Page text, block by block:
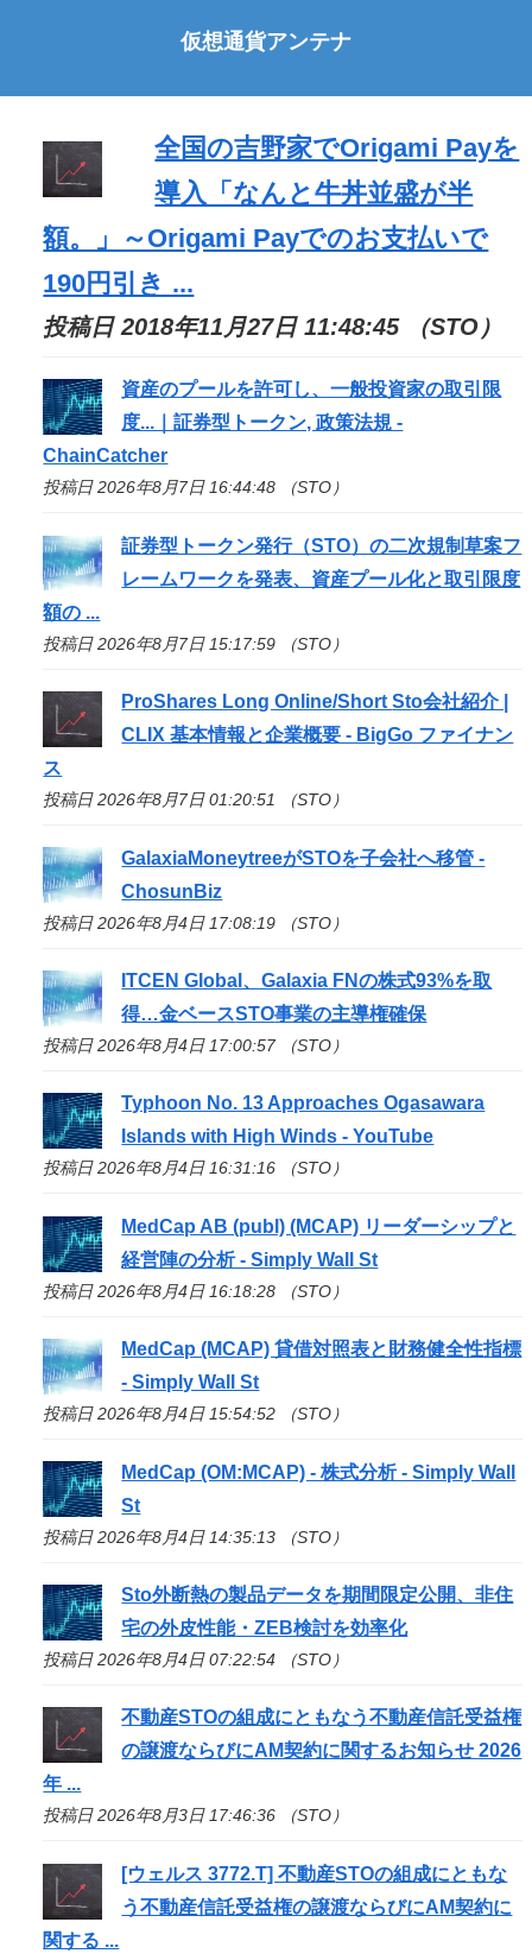
仮想通貨アンテナ
全国の吉野家でOrigami Payを
導入「なんと牛丼並盛が半
額。」～Origami Payでのお支払いで
190円引き ...
投稿日 2018年11月27日 11:48:45 （STO）
資産のプールを許可し、一般投資家の取引限
度...｜証券型トークン, 政策法規 -
ChainCatcher
投稿日 2026年8月7日 16:44:48 （STO）
証券型トークン発行（STO）の二次規制草案フ
レームワークを発表、資産プール化と取引限度
額の ...
投稿日 2026年8月7日 15:17:59 （STO）
ProShares Long Online/ShortSto会社紹介 |
CLIX 基本情報と企業概要 - BigGo ファイナン
ス
投稿日 2026年8月7日 01:20:51 （STO）
GalaxiaMoneytreeがSTOを子会社へ移管 -
ChosunBiz
投稿日 2026年8月4日 17:08:19 （STO）
ITCEN Global、Galaxia FNの株式93%を取
得…金ベースSTO事業の主導権確保
投稿日 2026年8月4日 17:00:57 （STO）
Typhoon No. 13 Approaches Ogasawara
Islands with High Winds - YouTube
投稿日 2026年8月4日 16:31:16 （STO）
MedCap AB (publ) (MCAP) リーダーシップと
経営陣の分析 - Simply Wall St
投稿日 2026年8月4日 16:18:28 （STO）
MedCap (MCAP) 貸借対照表と財務健全性指標
- Simply Wall St
投稿日 2026年8月4日 15:54:52 （STO）
MedCap (OM:MCAP) - 株式分析 - Simply Wall
St
投稿日 2026年8月4日 14:35:13 （STO）
Sto外断熱の製品データを期間限定公開、非住
宅の外皮性能・ZEB検討を効率化
投稿日 2026年8月4日 07:22:54 （STO）
不動産STOの組成にともなう不動産信託受益権
の譲渡ならびにAM契約に関するお知らせ 2026
年 ...
投稿日 2026年8月3日 17:46:36 （STO）
[ウェルス 3772.T] 不動産STOの組成にともな
う不動産信託受益権の譲渡ならびにAM契約に
関する ...